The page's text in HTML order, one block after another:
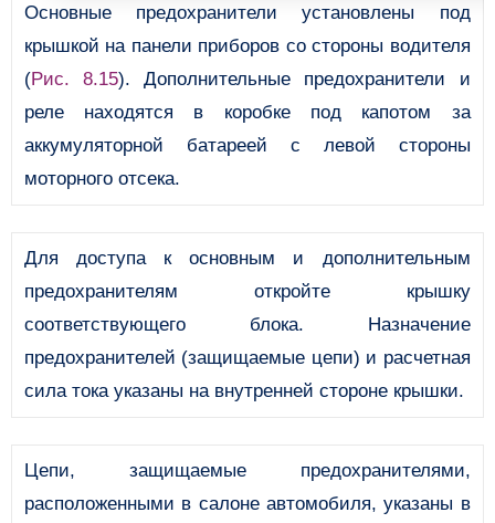
Основные предохранители установлены под
крышкой на панели приборов со стороны водителя
(Рис. 8.15). Дополнительные предохранители и
реле находятся в коробке под капотом за
аккумуляторной батареей с левой стороны
моторного отсека.
Для доступа к основным и дополнительным
предохранителям откройте крышку
соответствующего блока. Назначение
предохранителей (защищаемые цепи) и расчетная
сила тока указаны на внутренней стороне крышки.
Цепи, защищаемые предохранителями,
расположенными в салоне автомобиля, указаны в